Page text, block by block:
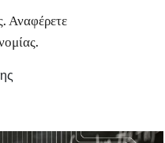
Αναφέρετε